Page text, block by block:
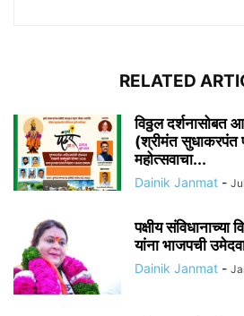
RELATED
विठ्ठल दर्शनासोबत
(श्रीमंत सुधाकरपंत
महोत्सवाचा...
Dainik Janmat -
पक्षीय संविधानाच्या
यांना भाजपची
Dainik Janmat -